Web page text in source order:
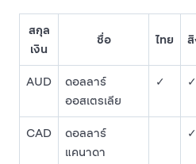
สกุล
เงิน
ชื่อ ไทย สิ
AUD
ดอลลาร์
ออสเตรเลีย
✓ ✓
CAD
ดอลลาร์
แคนาดา
✓